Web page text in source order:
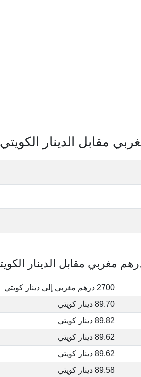
مقابل الدينار الكويتي
2700 درهم مغربي إلى دينار كويتي
89.70 دينار كويتي
89.82 دينار كويتي
89.62 دينار كويتي
89.62 دينار كويتي
89.58 دينار كويتي